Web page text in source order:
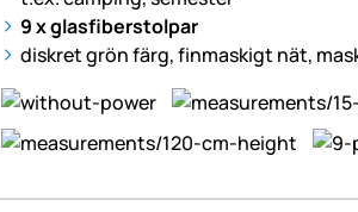
9 x glasfiberstolpar
diskret grön färg, finmaskigt nät,